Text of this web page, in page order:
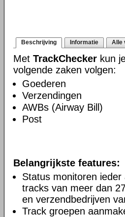
Beschrijving Informatie Alle
Met TrackChecker kun
volgende zaken volgen:
Goederen
Verzendingen
AWBs (Airway Bill)
Post
Belangrijkste features:
Status monitoren ieder
tracks van meer dan
en verzendbedrijven
Track groepen